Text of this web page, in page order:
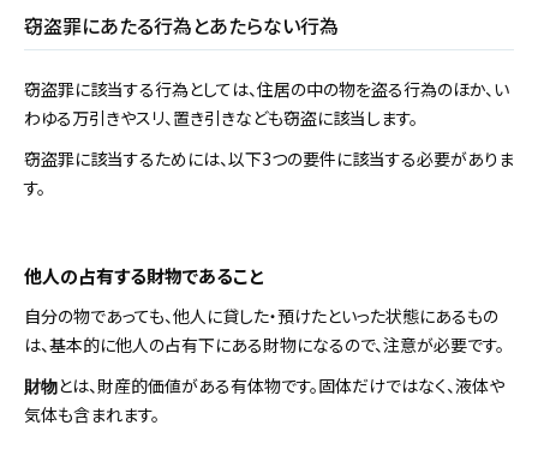
窃盗罪にあたる行為とあたらない行為
窃盗罪に該当する行為としては、住居の中の物を盗る行為のほか、い
わゆる万引きやスリ、置き引きなども窃盗に該当します。
窃盗罪に該当するためには、以下3つの要件に該当する必要がありま
す。
他人の占有する財物であること
自分の物であっても、他人に貸した・預けたといった状態にあるもの
は、基本的に他人の占有下にある財物になるので、注意が必要です。
財物とは、財産的価値がある有体物です。固体だけではなく、液体や
気体も含まれます。